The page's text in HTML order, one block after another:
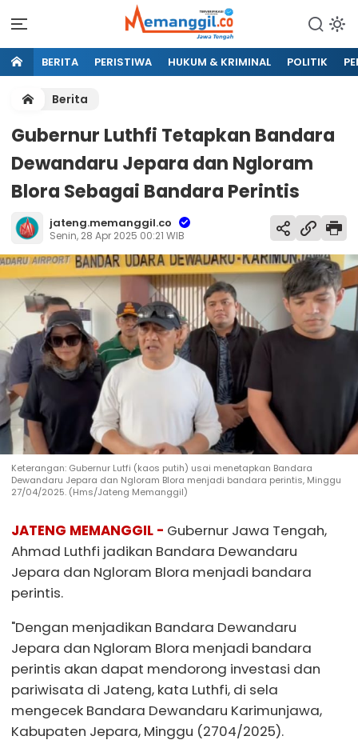
BERITA PERISTIWA HUKUM & KRIMINAL POLITIK
Berita
Gubernur Luthfi Tetapkan Bandara
Dewandaru Jepara dan Ngloram
Blora Sebagai Bandara Perintis
jateng.memanggil.co
Senin, 28 Apr 2025 00:21 WIB
Keterangan: Gubernur Lutfi (kaos putih) usai menetapkan Bandara
Dewandaru Jepara dan Ngloram Blora menjadi bandara perintis, Minggu
27/04/2025. (Hms/Jateng Memanggil)
JATENG MEMANGGIL - Gubernur Jawa Tengah,
Ahmad Luthfi jadikan Bandara Dewandaru
Jepara dan Ngloram Blora menjadi bandara
perintis.
"Dengan menjadikan Bandara Dewandaru
Jepara dan Ngloram Blora menjadi bandara
perintis akan dapat mendorong investasi dan
pariwisata di Jateng, kata Luthfi, di sela
mengecek Bandara Dewandaru Karimunjawa,
Kabupaten Jepara, Minggu (2704/2025).